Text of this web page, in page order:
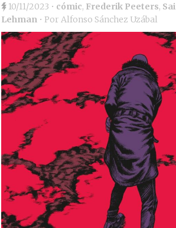
10/11/2023 • cómic, Frederik Peeters,
Lehman • PorAlfonso Sánchez Uzábal